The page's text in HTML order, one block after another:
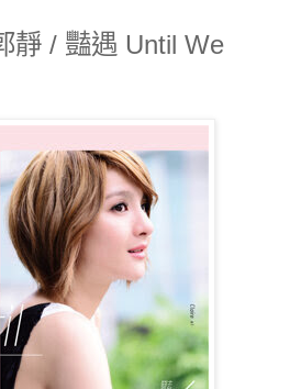
靜 / 豔遇 Until We